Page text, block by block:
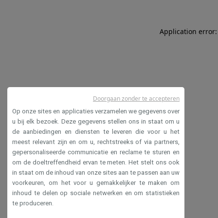
Application
Op onze sites en applicaties verzamelen we gegevens over
u bij elk bezoek. Deze gegevens stellen ons in staat om u
de aanbiedingen en diensten te leveren die voor u het
meest relevant zijn en om u, rechtstreeks of via partners,
gepersonaliseerde communicatie en reclame te sturen en
om de doeltreffendheid ervan te meten. Het stelt ons ook
in staat om de inhoud van onze sites aan te passen aan uw
voorkeuren, om het voor u gemakkelijker te maken om
inhoud te delen op sociale netwerken en om statistieken
te produceren.
Doorgaan zonder te accepteren